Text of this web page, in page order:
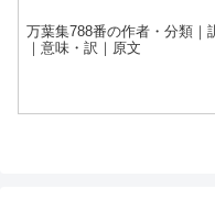
万葉集788番の作者・分類｜
｜意味・訳｜原文